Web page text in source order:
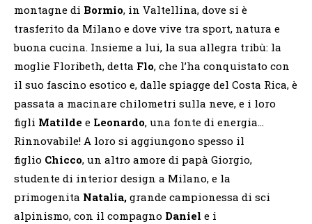
montagne di Bormio, in Valtellina, dove si è
trasferito da Milano e dove vive tra sport, natura e
buona cucina. Insieme a lui, la sua allegra tribù: la
moglie Floribeth, detta Flo, che l’ha conquistato con
il suo fascino esotico e, dalle spiagge del Costa Rica, è
passata a macinare chilometri sulla neve, e i loro
figli Matilde e Leonardo, una fonte di energia…
Rinnovabile! A loro si aggiungono spesso il
figlio Chicco, un altro amore di papà Giorgio,
studente di interior design a Milano, e la
primogenita Natalia, grande campionessa di sci
alpinismo, con il compagno Daniel e i